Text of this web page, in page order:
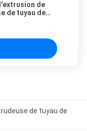
de
de tuyau de
de tuyau de